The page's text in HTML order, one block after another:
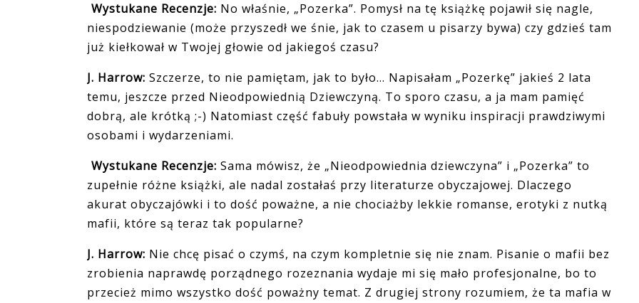
Wystukane Recenzje: No właśnie, „Pozerka”. Pomysł na tę książkę pojawił się nagle,
niespodziewanie (może przyszedł we śnie, jak to czasem u pisarzy bywa) czy gdzieś tam
już kiełkował w Twojej głowie od jakiegoś czasu?
J. Harrow: Szczerze, to nie pamiętam, jak to było... Napisałam „Pozerkę” jakieś 2 lata
temu, jeszcze przed Nieodpowiednią Dziewczyną. To sporo czasu, a ja mam pamięć
dobrą, ale krótką ;-) Natomiast część fabuły powstała w wyniku inspiracji prawdziwymi
osobami i wydarzeniami.
Wystukane Recenzje: Sama mówisz, że „Nieodpowiednia dziewczyna” i „Pozerka” to
zupełnie różne książki, ale nadal zostałaś przy literaturze obyczajowej. Dlaczego
akurat obyczajówki i to dość poważne, a nie chociażby lekkie romanse, erotyki z nutką
mafii, które są teraz tak popularne?
J. Harrow: Nie chcę pisać o czymś, na czym kompletnie się nie znam. Pisanie o mafii bez
zrobienia naprawdę porządnego rozeznania wydaje mi się mało profesjonalne, bo to
przecież mimo wszystko dość poważny temat. Z drugiej strony rozumiem, że ta mafia w